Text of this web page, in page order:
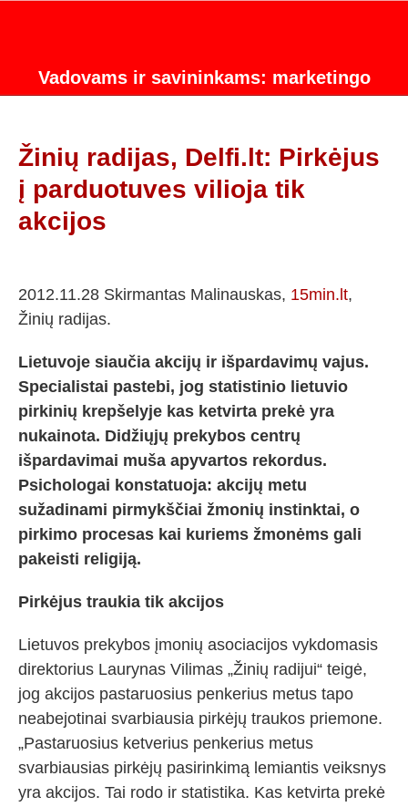
Vadovams ir savininkams: marketingo
Žinių radijas, Delfi.lt: Pirkėjus
į parduotuves vilioja tik
akcijos
2012.11.28 Skirmantas Malinauskas, 15min.lt,
Žinių radijas.
Lietuvoje siaučia akcijų ir išpardavimų vajus.
Specialistai pastebi, jog statistinio lietuvio
pirkinių krepšelyje kas ketvirta prekė yra
nukainota. Didžiųjų prekybos centrų
išpardavimai muša apyvartos rekordus.
Psichologai konstatuoja: akcijų metu
sužadinami pirmykščiai žmonių instinktai, o
pirkimo procesas kai kuriems žmonėms gali
pakeisti religiją.
Pirkėjus traukia tik akcijos
Lietuvos prekybos įmonių asociacijos vykdomasis
direktorius Laurynas Vilimas „Žinių radijui“ teigė,
jog akcijos pastaruosius penkerius metus tapo
neabejotinai svarbiausia pirkėjų traukos priemone.
„Pastaruosius ketverius penkerius metus
svarbiausias pirkėjų pasirinkimą lemiantis veiksnys
yra akcijos. Tai rodo ir statistika. Kas ketvirta prekė